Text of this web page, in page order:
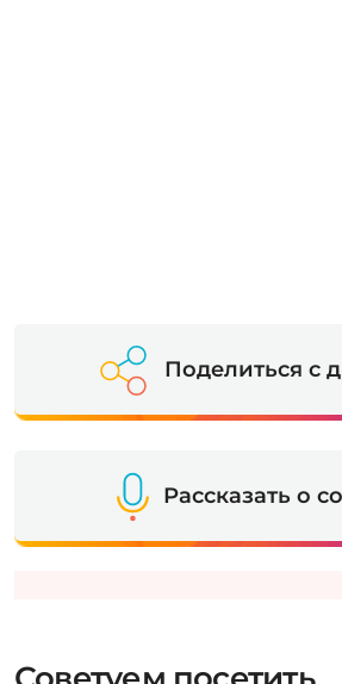
Поделиться с
Рассказать о